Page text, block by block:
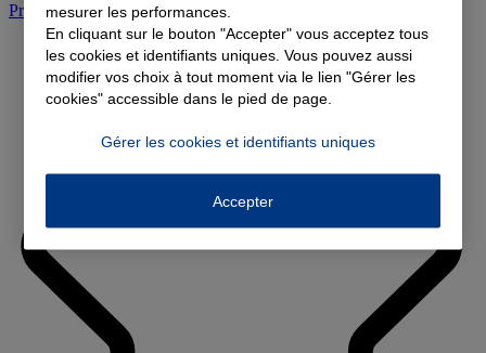
Prendre rendez-vous à l'agence
mesurer les performances.
En cliquant sur le bouton "Accepter" vous acceptez tous
les cookies et identifiants uniques. Vous pouvez aussi
modifier vos choix à tout moment via le lien "Gérer les
cookies" accessible dans le pied de page.
Gérer les cookies et identifiants uniques
Accepter